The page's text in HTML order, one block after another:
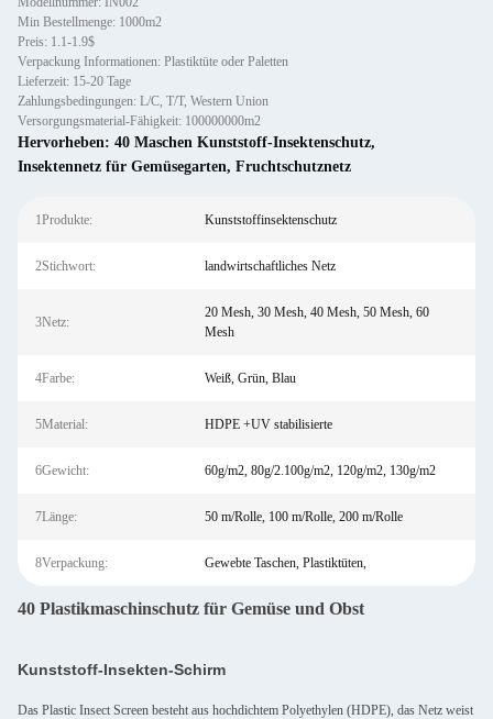
Min Bestellmenge: 1000m2
Preis: 1.1-1.9$
Verpackung Informationen: Plastiktüte oder Paletten
Lieferzeit: 15-20 Tage
Zahlungsbedingungen: L/C, T/T, Western Union
Versorgungsmaterial-Fähigkeit: 100000000m2
Hervorheben: 40 Maschen Kunststoff-Insektenschutz,
Insektennetz für Gemüsegarten, Fruchtschutznetz
1Produkte: Kunststoffinsektenschutz
2Stichwort: landwirtschaftliches Netz
3Netz:
20 Mesh, 30 Mesh, 40 Mesh, 50 Mesh, 60
Mesh
4Farbe: Weiß, Grün, Blau
5Material: HDPE +UV stabilisierte
6Gewicht: 60g/m2, 80g/2.100g/m2, 120g/m2, 130g/m2
7Länge: 50 m/Rolle, 100 m/Rolle, 200 m/Rolle
8Verpackung: Gewebte Taschen, Plastiktüten,
40 Plastikmaschinschutz für Gemüse und Obst
Kunststoff-Insekten-Schirm
Das Plastic Insect Screen besteht aus hochdichtem Polyethylen (HDPE), das Netz weist